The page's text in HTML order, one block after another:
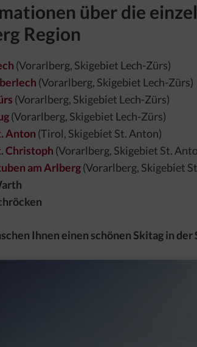
über die
Region
(Vorarlberg, Skigebiet Lech-Zürs)
(Vorarlberg, Skigebiet Lech-Zürs)
(Vorarlberg, Skigebiet Lech-Zürs)
(Vorarlberg, Skigebiet Lech-Zürs)
Anton (Tirol, Skigebiet St. Anton)
Christoph (Vorarlberg, Skigebiet St.
am Arlberg(Vorarlberg, Skigebiet
Ihnen einen schönen Skitag in